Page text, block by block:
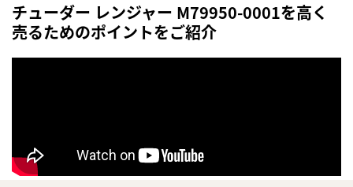
チューダー レンジャー M79950-0001を高く
売るためのポイントをご紹介